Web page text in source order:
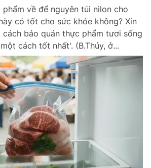
về để nguyên túi nilon cho
có tốt cho sức khỏe không? Xin
bảo quản thực phẩm tươi sống
cách tốt nhất'. (B.Thủy, ở...